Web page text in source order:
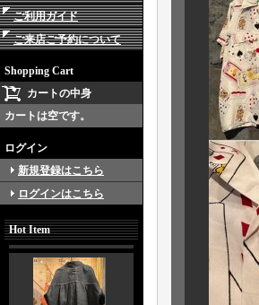
ご利用ガイド
ご来店ご予約について
Shopping Cart
カートの中身
カートは空です。
ログイン
新規登録はこちら
ログインはこちら
Hot Item